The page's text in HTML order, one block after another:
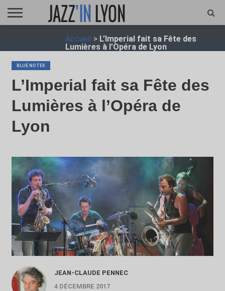
JAZZ
Accueil > L’Imperial fait sa Fête des
Lumières à l’Opéra de Lyon
BLUE NOTES
L’Imperial fait sa Fête des
Lumières à l’Opéra de
Lyon
JEAN-CLAUDE PENNEC
4 DÉCEMBRE 2017